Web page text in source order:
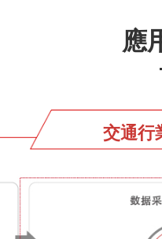
應
電子